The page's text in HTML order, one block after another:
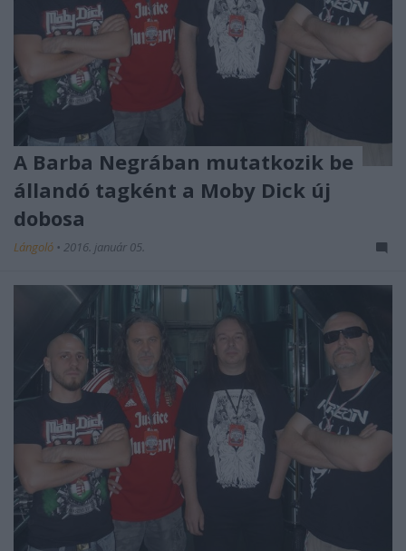
A Barba Negrában mutatkozik be
állandó tagként a Moby Dick új
dobosa
Lángoló • 2016. január 05.